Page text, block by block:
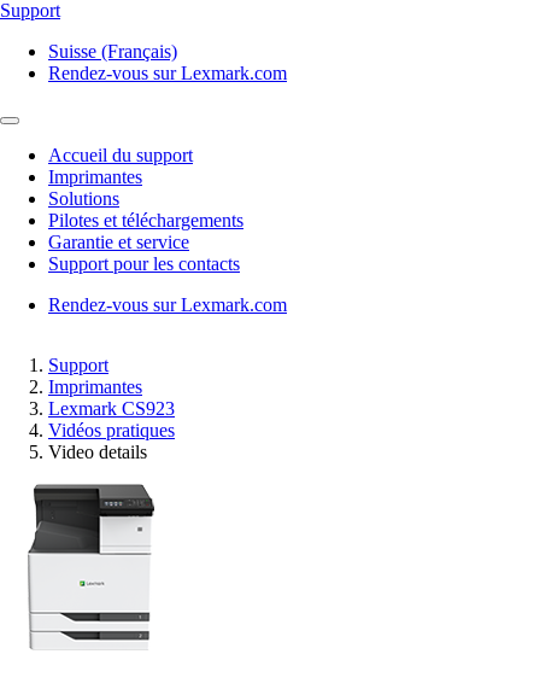
Support
Suisse (Français)
Rendez-vous sur Lexmark.com
Accueil du support
Imprimantes
Solutions
Pilotes et téléchargements
Garantie et service
Support pour les contacts
Rendez-vous sur Lexmark.com
Support
Imprimantes
Lexmark CS923
Vidéos pratiques
Video details